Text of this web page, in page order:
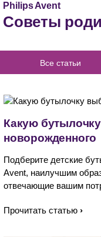
Philips Avent
Советы
Все статьи
Какую
новорожденного
Подберите детские
Avent, наилучшим
отвечающие вашим
Прочитать статью